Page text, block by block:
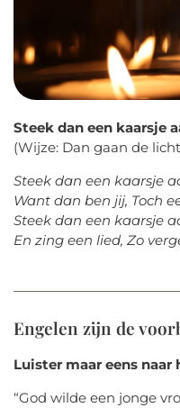
Steek dan een kaarsje
(Wijze: Dan gaan de
Steek dan een kaarsje
Want dan ben jij, Toch
Steek dan een kaarsje
En zing een lied, Zo
Engelen zijn de
Luister maar eens
“God wilde een jonge